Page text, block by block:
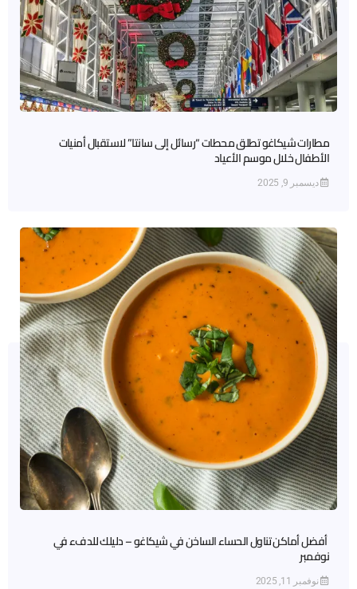
مطارات شيكاغو تطلق محطات “رسائل إلى سانتا” لاستقبال أمنيات
الأطفال خلال موسم الأعياد
ديسمبر 9, 2025
أفضل أماكن تناول الحساء الساخن في شيكاغو – دليلك للدفء في
نوفمبر
نوفمبر 11, 2025